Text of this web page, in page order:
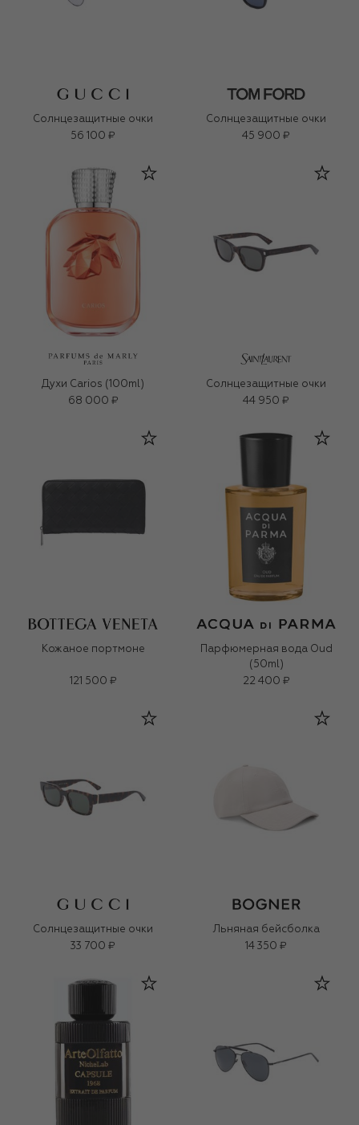
Солнцезащитные очки
56 100 ₽
Солнцезащитные очки
45 900 ₽
Духи Carios (100ml)
68 000 ₽
Солнцезащитные очки
44 950 ₽
Кожаное портмоне
121 500 ₽
Парфюмерная вода Oud
(50ml)
22 400 ₽
Солнцезащитные очки
33 700 ₽
Льняная бейсболка
14 350 ₽